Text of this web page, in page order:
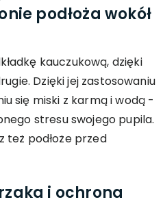
podłoża wokół
kauczukową, dzięki
Dzięki jej zastosowaniu
się miski z karmą i wodą -
stresu swojego pupila.
też podłoże przed
i ochrona